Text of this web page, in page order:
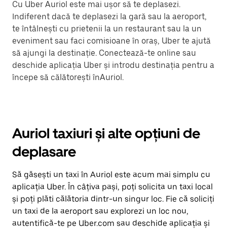
Cu Uber Auriol este mai ușor să te deplasezi.
Indiferent dacă te deplasezi la gară sau la aeroport,
te întâlnești cu prietenii la un restaurant sau la un
eveniment sau faci comisioane în oraș, Uber te ajută
să ajungi la destinație. Conectează-te online sau
deschide aplicația Uber și introdu destinația pentru a
începe să călătorești înAuriol.
Auriol taxiuri și alte opțiuni de
deplasare
Să găsești un taxi în Auriol este acum mai simplu cu
aplicația Uber. În câțiva pași, poți solicita un taxi local
și poți plăti călătoria dintr-un singur loc. Fie că soliciți
un taxi de la aeroport sau explorezi un loc nou,
autentifică-te pe Uber.com sau deschide aplicația și